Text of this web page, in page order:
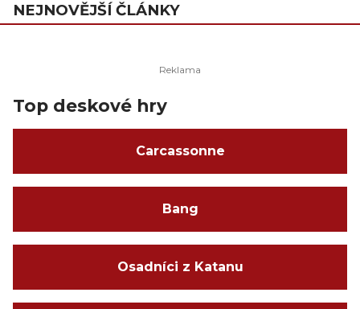
NEJNOVĚJŠÍ ČLÁNKY
Top deskové hry
Carcassonne
Bang
Osadníci z Katanu